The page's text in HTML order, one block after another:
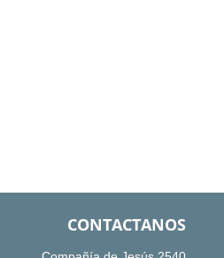
CONTACTANOS